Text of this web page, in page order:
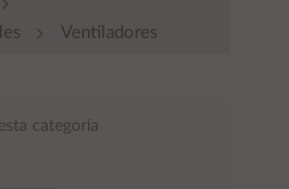
Ventiladores
categoría